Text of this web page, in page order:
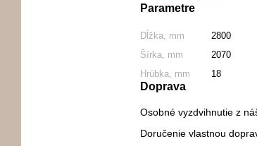
Parametre
Dĺžka, mm
2800
Šírka, mm
2070
Hrúbka, mm
18
Doprava
Osobné vyzdvihnutie z
Doručenie vlastnou